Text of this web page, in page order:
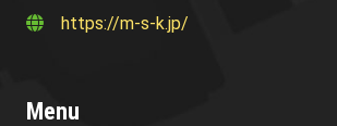
https://m-s-k.jp/
Menu